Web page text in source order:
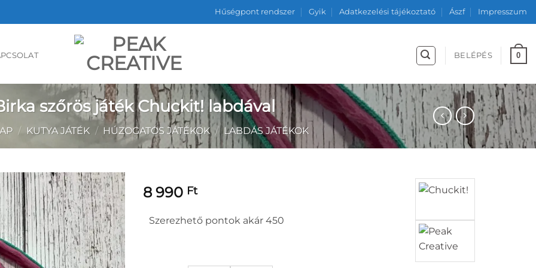
Hűségpont rendszer Gyik Adatkezelési tájékoztató Ászf Impresszum
BELÉPÉS 0
szőrös játék Chuckit! labdával
/ KUTYA JÁTÉK / HÚZOGATÓS JÁTÉKOK / LABDÁS JÁTÉKOK
8 990 Ft
Szerezhető pontok akár 450